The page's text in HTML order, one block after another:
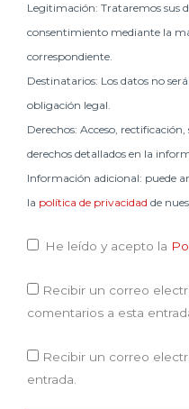
Legitimación: Trataremos sus
consentimiento mediante la
correspondiente.
Destinatarios: Los datos no
obligación legal.
Derechos: Acceso,
derechos detallados en la
Información adicional: puede
la política de privacidad de
He leído y acepto la
Recibir un correo
comentarios a esta
Recibir un correo
entrada.